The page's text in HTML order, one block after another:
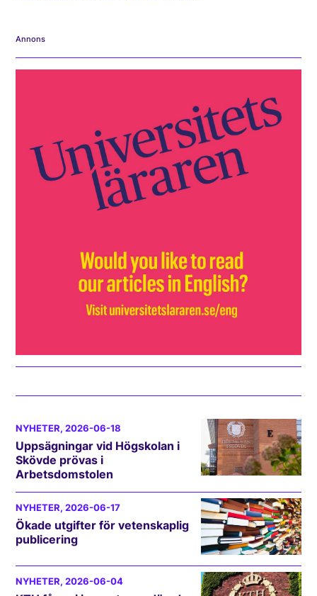
Annons
NYHETER, 2026-06-18
Uppsägningar vid Högskolan i
Skövde prövas i
Arbetsdomstolen
NYHETER, 2026-06-17
Ökade utgifter för vetenskaplig
publicering
NYHETER, 2026-06-04